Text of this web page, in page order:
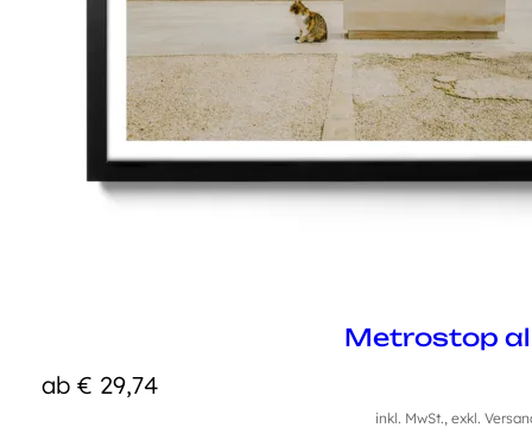
Metrostop
ab € 29,74
inkl. MwSt., exkl.